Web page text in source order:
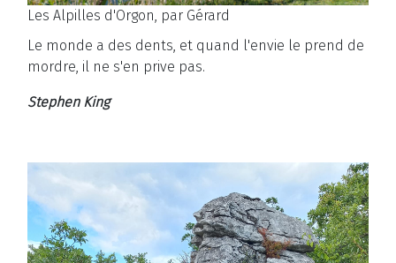
Les Alpilles d'Orgon, par Gérard
Le monde a des dents, et quand l'envie le prend de
mordre, il ne s'en prive pas.
Stephen King